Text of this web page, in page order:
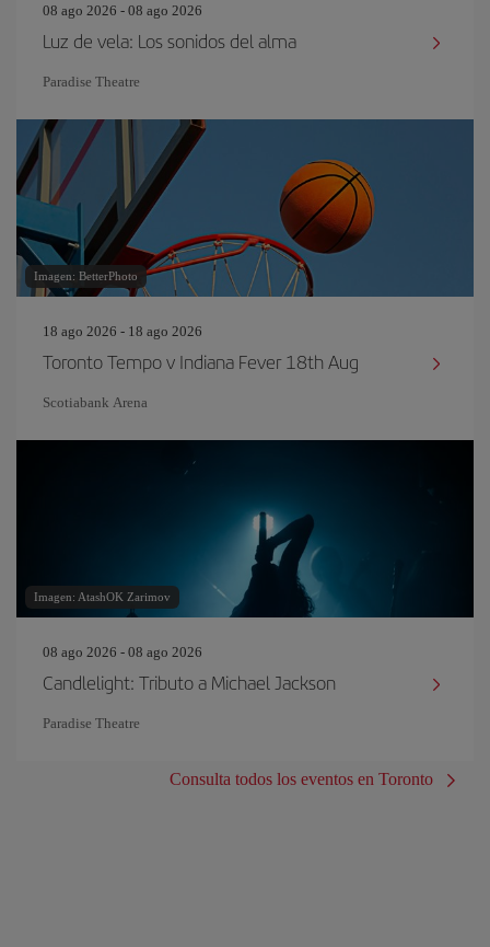
08 ago 2026 - 08 ago 2026
Luz de vela: Los sonidos del alma
Paradise Theatre
Imagen: BetterPhoto
18 ago 2026 - 18 ago 2026
Toronto Tempo v Indiana Fever 18th Aug
Scotiabank Arena
Imagen: AtashOK Zarimov
08 ago 2026 - 08 ago 2026
Candlelight: Tributo a Michael Jackson
Paradise Theatre
Consulta todos los eventos en Toronto